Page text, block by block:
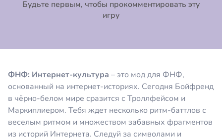
ФНФ: Интернет-культура – это мод для ФНФ,
основанный на интернет-историях. Сегодня Бойфренд
в чёрно-белом мире сразится с Троллфейсом и
Маркиплиером. Тебя ждет несколько ритм-баттлов с
веселым ритмом и множеством забавных фрагментов
из историй Интернета. Следуй за символами и
Будьте первым, чтобы прокомментировать эту
игру